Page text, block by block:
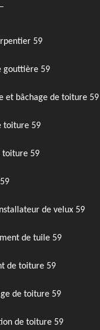
59
gouttière 59
et bâchage de toiture 59
toiture 59
toiture 59
de velux 59
de tuile 59
de toiture 59
de toiture 59
de toiture 59